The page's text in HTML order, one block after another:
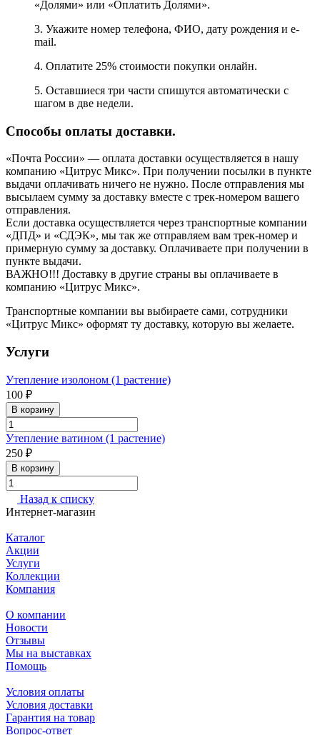
«Долями» или «Оплатить Долями».
3. Укажите номер телефона, ФИО, дату рождения и e-
mail.
4. Оплатите 25% стоимости покупки онлайн.
5. Оставшиеся три части спишутся автоматически с
шагом в две недели.
Способы оплаты доставки.
«Почта России» — оплата доставки осуществляется в нашу
компанию «Цитрус Микс». При получении посылки в пункте
выдачи оплачивать ничего не нужно. После отправления мы
высылаем сумму за доставку вместе с трек-номером вашего
отправления.
Если доставка осуществляется через транспортные компании
«ДПД» и «СДЭК», мы так же отправляем вам трек-номер и
примерную сумму за доставку. Оплачиваете при получении в
пункте выдачи.
ВАЖНО!!! Доставку в другие страны вы оплачиваете в
компанию «Цитрус Микс».
Транспортные компании вы выбираете сами, сотрудники
«Цитрус Микс» оформят ту доставку, которую вы желаете.
Услуги
Утепление изолоном (1 растение)
100 ₽
В корзину
Утепление ватином (1 растение)
250 ₽
В корзину
Назад к списку
Интернет-магазин
Каталог
Акции
Услуги
Коллекции
Компания
О компании
Новости
Отзывы
Мы на выставках
Помощь
Условия оплаты
Условия доставки
Гарантия на товар
Вопрос-ответ